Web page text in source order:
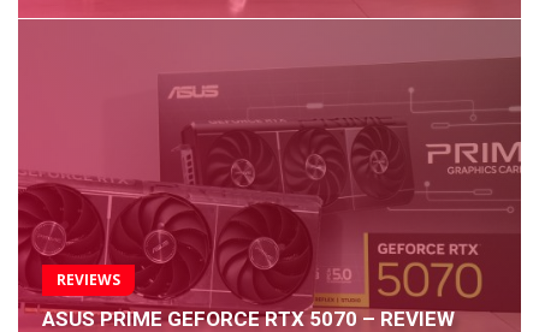
REVIEWS
ASUS PRIME GEFORCE RTX 5070 – REVIEW